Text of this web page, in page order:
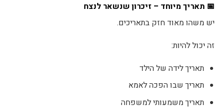
📅 תאריך מיוחד – זיכרון שנשאר לנצח
יש משהו מאוד חזק בתאריכים.
זה יכול להיות:
תאריך לידה של הילד
תאריך שבו הפכה לאמא
תאריך משמעותי למשפחה